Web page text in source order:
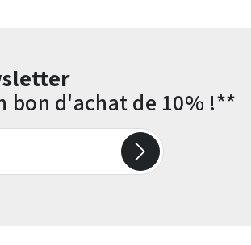
bon d'achat de 10% !**